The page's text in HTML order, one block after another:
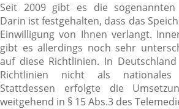
Seit 2009 gibt es die sogenannten
Darin ist festgehalten, dass das
Einwilligung von Ihnen verlangt.
gibt es allerdings noch sehr
auf diese Richtlinien. In
Richtlinien nicht als nationales
Stattdessen erfolgte die
weitgehend in § 15 Abs.3 des